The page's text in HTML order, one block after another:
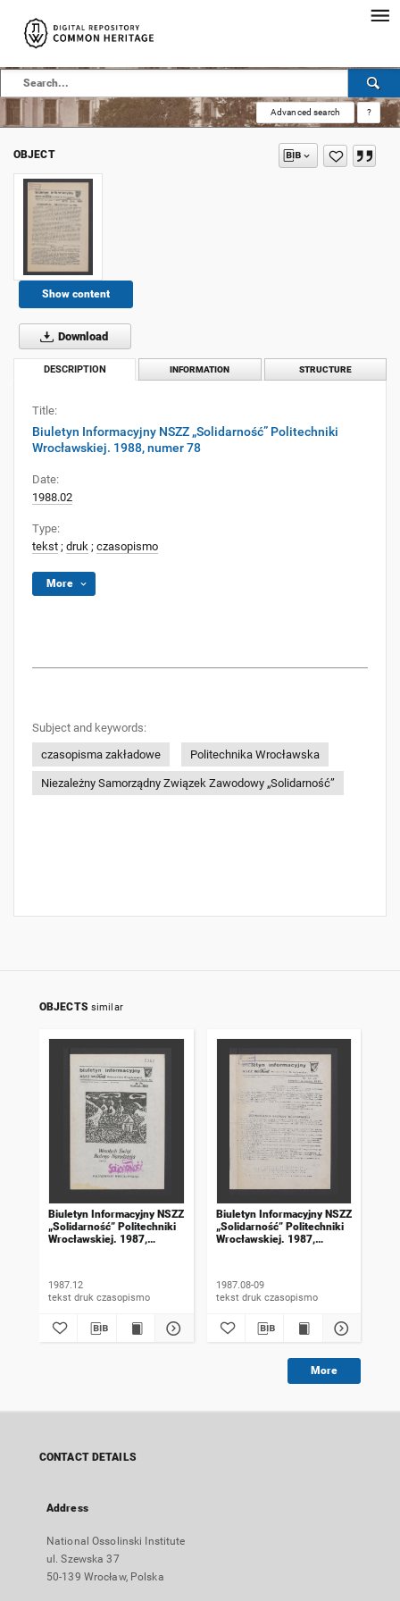
Advanced search ?
OBJECT
Show content
Download
DESCRIPTION INFORMATION STRUCTURE
Title:
Biuletyn Informacyjny NSZZ „Solidarność” Politechniki
Wrocławskiej. 1988, numer 78
Date:
1988.02
Type:
tekst ; druk ; czasopismo
More
Subject and keywords:
czasopisma zakładowe
Politechnika Wrocławska
Niezależny Samorządny Związek Zawodowy „Solidarność”
OBJECTS similar
Biuletyn Informacyjny NSZZ
„Solidarność” Politechniki
Wrocławskiej. 1987,
1987.12
tekst druk czasopismo
Biuletyn Informacyjny NSZZ
„Solidarność” Politechniki
Wrocławskiej. 1987,
1987.08-09
tekst druk czasopismo
More
CONTACT DETAILS
Address
National Ossolinski Institute
ul. Szewska 37
50-139 Wrocław, Polska